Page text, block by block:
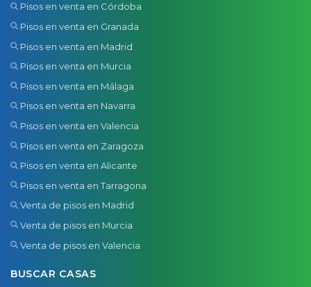
Pisos en venta en Córdoba
Pisos en venta en Granada
Pisos en venta en Madrid
Pisos en venta en Murcia
Pisos en venta en Málaga
Pisos en venta en Navarra
Pisos en venta en Valencia
Pisos en venta en Zaragoza
Pisos en venta en Alicante
Pisos en venta en Tarragona
Venta de pisos en Madrid
Venta de pisos en Murcia
Venta de pisos en Valencia
BUSCAR CASAS